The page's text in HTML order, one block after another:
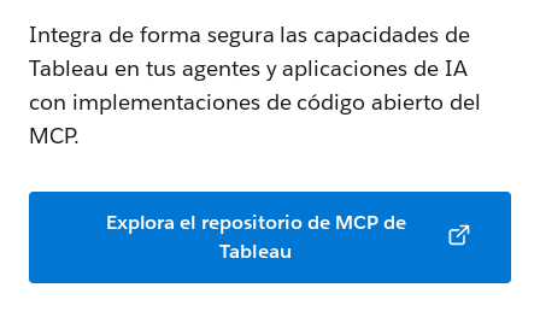
Integra de forma segura las capacidades de
Tableau en tus agentes y aplicaciones de IA
con implementaciones de código abierto del
MCP.
Explora el repositorio de MCP de
Tableau